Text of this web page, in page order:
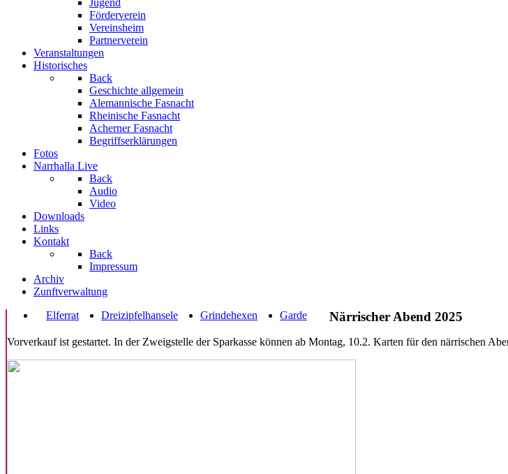
Jugend
Förderverein
Vereinsheim
Partnerverein
Veranstaltungen
Historisches
Back
Geschichte allgemein
Alemannische Fasnacht
Rheinische Fasnacht
Acherner Fasnacht
Begriffserklärungen
Fotos
Narrhalla Live
Back
Audio
Video
Downloads
Links
Kontakt
Back
Impressum
Archiv
Zunftverwaltung
Elferrat
Dreizipfelhansele Grindehexen Garde Närrischer Abend 2025
Vorverkauf ist gestartet. In der Zweigstelle der Sparkasse können ab Montag, 10.2. Karten für den närrischen